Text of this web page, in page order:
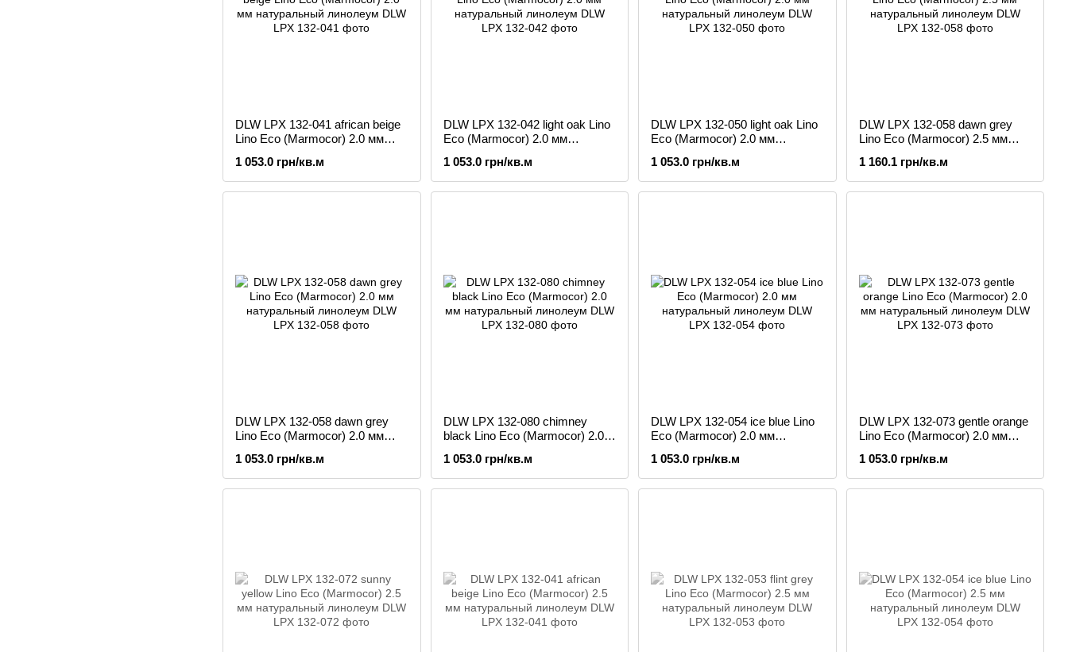
DLW LPX 132-041 african beige
Lino Eco (Marmocor) 2.0 мм
1 053.0 грн/кв.м
DLW LPX 132-042 light oak Lino
Eco (Marmocor) 2.0 мм
1 053.0 грн/кв.м
DLW LPX 132-050 light oak Lino
Eco (Marmocor) 2.0 мм
1 053.0 грн/кв.м
DLW LPX 132-058 dawn grey
Lino Eco (Marmocor) 2.5 мм
1 160.1 грн/кв.м
DLW LPX 132-058 dawn grey
Lino Eco (Marmocor) 2.0 мм
1 053.0 грн/кв.м
DLW LPX 132-080 chimney
black Lino Eco (Marmocor) 2.0
1 053.0 грн/кв.м
DLW LPX 132-054 ice blue Lino
Eco (Marmocor) 2.0 мм
1 053.0 грн/кв.м
DLW LPX 132-073 gentle orange
Lino Eco (Marmocor) 2.0 мм
1 053.0 грн/кв.м